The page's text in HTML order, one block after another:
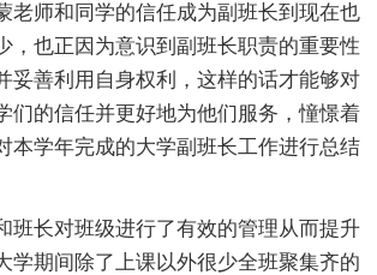
老师和同学的信任成为副班长到现在也
，也正因为意识到副班长职责的重要性
妥善利用自身权利，这样的话才能够对
们的信任并更好地为他们服务，憧憬着
本学年完成的大学副班长工作进行总结
班长对班级进行了有效的管理从而提升
学期间除了上课以外很少全班聚集齐的